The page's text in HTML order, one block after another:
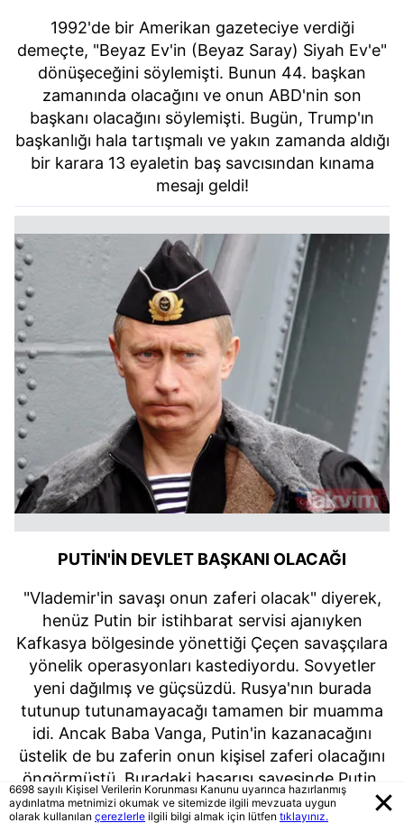
1992'de bir Amerikan gazeteciye verdiği
demeçte, "Beyaz Ev'in (Beyaz Saray) Siyah Ev'e"
dönüşeceğini söylemişti. Bunun 44. başkan
zamanında olacağını ve onun ABD'nin son
başkanı olacağını söylemişti. Bugün, Trump'ın
başkanlığı hala tartışmalı ve yakın zamanda aldığı
bir karara 13 eyaletin baş savcısından kınama
mesajı geldi!
PUTİN'İN DEVLET BAŞKANI OLACAĞI
"Vlademir'in savaşı onun zaferi olacak" diyerek,
henüz Putin bir istihbarat servisi ajanıyken
Kafkasya bölgesinde yönettiği Çeçen savaşçılara
yönelik operasyonları kastediyordu. Sovyetler
yeni dağılmış ve güçsüzdü. Rusya'nın burada
tutunup tutunamayacağı tamamen bir muamma
idi. Ancak Baba Vanga, Putin'in kazanacağını
üstelik de bu zaferin onun kişisel zaferi olacağını
öngörmüştü. Buradaki başarısı sayesinde Putin,
Rus kamuoyunda popüler bir figür haline geldi ve
6698 sayılı Kişisel Verilerin Korunması Kanunu uyarınca hazırlanmış
aydınlatma metnimizi okumak ve sitemizde ilgili mevzuata uygun
olarak kullanılan çerezlerle ilgili bilgi almak için lütfen tıklayınız.